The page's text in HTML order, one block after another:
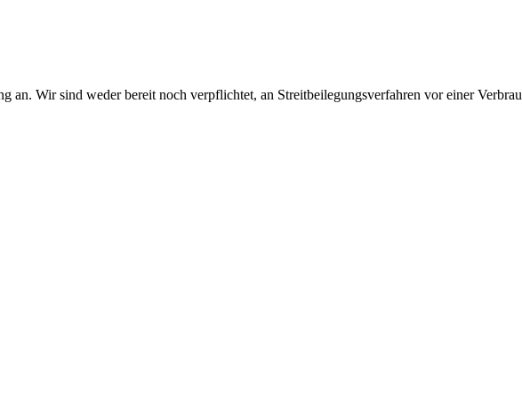
Wir sind weder bereit noch verpflichtet, an Streitbeilegungsverfahren vor einer